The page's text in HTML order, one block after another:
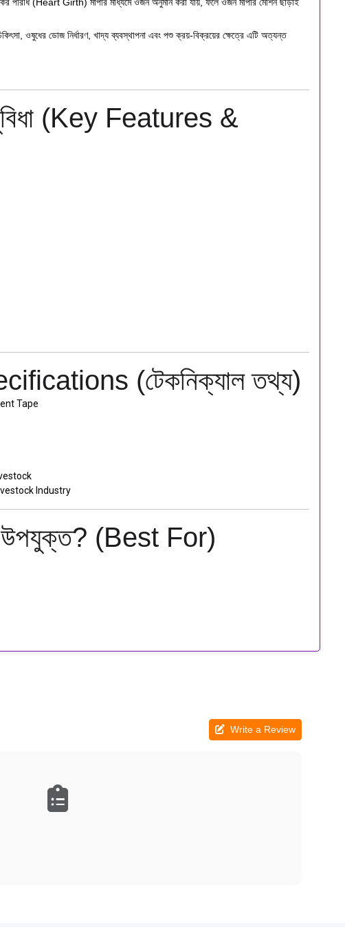
ওষুধের ডোজ নির্ধারণ, খাদ্য ব্যবস্থাপনা এবং পশু ক্রয়-বিক্রয়ের ক্ষেত্রে এটি অত্যন্ত
সুবিধা (Key Features &
(টেকনিক্যাল তথ্য)
Tape
Industry
উপযুক্ত? (Best For)
Write a Review